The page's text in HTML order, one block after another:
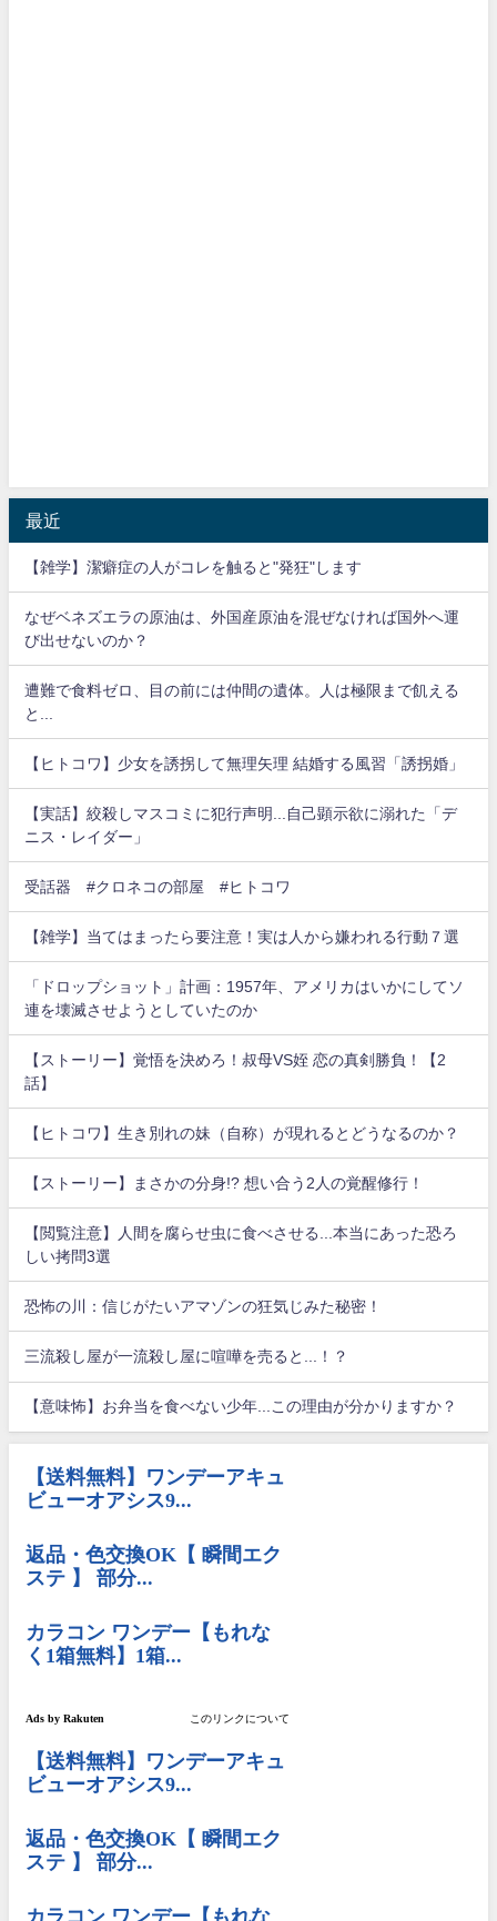
最近
【雑学】潔癖症の人がコレを触ると"発狂"します
なぜベネズエラの原油は、外国産原油を混ぜなければ国外へ運
び出せないのか？
遭難で食料ゼロ、目の前には仲間の遺体。人は極限まで飢える
と...
【ヒトコワ】少女を誘拐して無理矢理 結婚する風習「誘拐婚」
【実話】絞殺しマスコミに犯行声明...自己顕示欲に溺れた「デ
ニス・レイダー」
受話器 #クロネコの部屋 #ヒトコワ
【雑学】当てはまったら要注意！実は人から嫌われる行動７選
「ドロップショット」計画：1957年、アメリカはいかにしてソ
連を壊滅させようとしていたのか
【ストーリー】覚悟を決めろ！叔母VS姪 恋の真剣勝負！【2
話】
【ヒトコワ】生き別れの妹（自称）が現れるとどうなるのか？
【ストーリー】まさかの分身!? 想い合う2人の覚醒修行！
【閲覧注意】人間を腐らせ虫に食べさせる...本当にあった恐ろ
しい拷問3選
恐怖の川：信じがたいアマゾンの狂気じみた秘密！
三流殺し屋が一流殺し屋に喧嘩を売ると...！？
【意味怖】お弁当を食べない少年...この理由が分かりますか？